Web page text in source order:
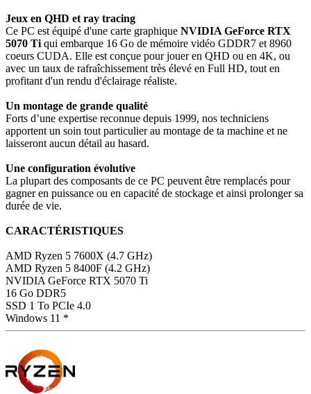
Jeux en QHD et ray tracing
Ce PC est équipé d'une carte graphique NVIDIA GeForce RTX
5070 Ti qui embarque 16 Go de mémoire vidéo GDDR7 et 8960
coeurs CUDA. Elle est conçue pour jouer en QHD ou en 4K, ou
avec un taux de rafraîchissement très élevé en Full HD, tout en
profitant d'un rendu d'éclairage réaliste.
Un montage de grande qualité
Forts d’une expertise reconnue depuis 1999, nos techniciens
apportent un soin tout particulier au montage de ta machine et ne
laisseront aucun détail au hasard.
Une configuration évolutive
La plupart des composants de ce PC peuvent être remplacés pour
gagner en puissance ou en capacité de stockage et ainsi prolonger sa
durée de vie.
CARACTÉRISTIQUES
AMD Ryzen 5 7600X (4.7 GHz)
AMD Ryzen 5 8400F (4.2 GHz)
NVIDIA GeForce RTX 5070 Ti
16 Go DDR5
SSD 1 To PCIe 4.0
Windows 11 *